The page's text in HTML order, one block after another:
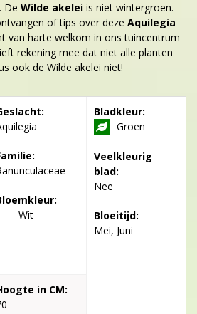
De Wilde akelei is niet wintergroen.
of tips over deze Aquilegia
van harte welkom in ons tuincentrum
rekening mee dat niet alle planten
ook de Wilde akelei niet!
Wit
Bladkleur:
Groen
Veelkleurig
blad:
Nee
Bloeitijd:
Mei, Juni
in CM: